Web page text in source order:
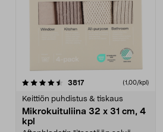
3817arvostelut (1,00/kpl)
Keittiön puhdistus & tiskaus
Mikrokuituliina 32 x 31 cm, 4
kpl
4.5viidestä